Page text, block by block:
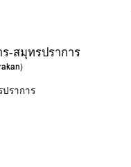
-สมุทรปราการ
)
ราการ